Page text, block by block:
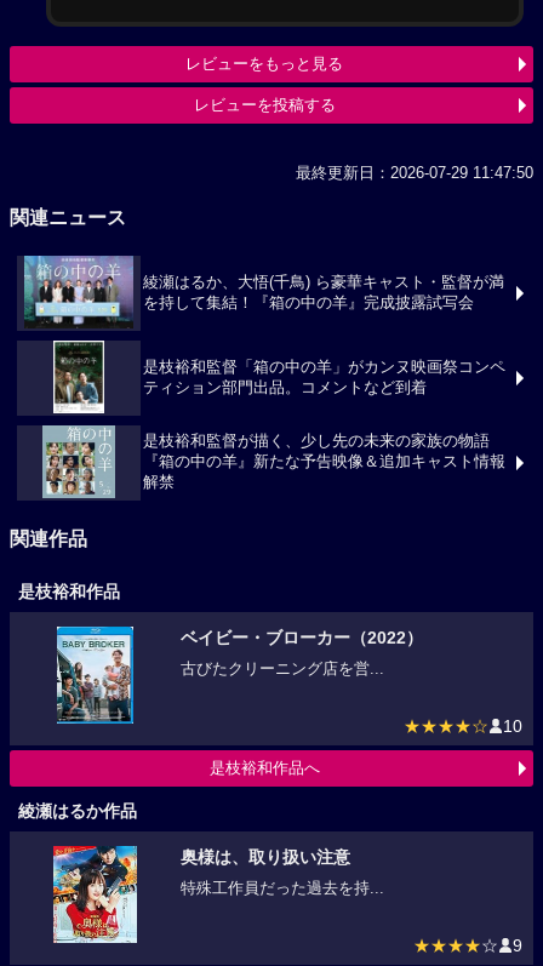
レビューをもっと見る
レビューを投稿する
最終更新日：2026-07-29 11:47:50
関連ニュース
綾瀬はるか、大悟(千鳥) ら豪華キャスト・監督が満
を持して集結！『箱の中の羊』完成披露試写会
是枝裕和監督「箱の中の羊」がカンヌ映画祭コンペ
ティション部門出品。コメントなど到着
是枝裕和監督が描く、少し先の未来の家族の物語
『箱の中の羊』新たな予告映像＆追加キャスト情報
解禁
関連作品
是枝裕和作品
ベイビー・ブローカー（2022）
古びたクリーニング店を営...
★★★★☆ 10
是枝裕和作品へ
綾瀬はるか作品
奥様は、取り扱い注意
特殊工作員だった過去を持...
★★★★☆ 9